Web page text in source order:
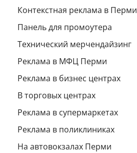
Контекстная реклама в Перми
Панель для промоутера
Технический мерчендайзинг
Реклама в МФЦ Перми
Реклама в бизнес центрах
В торговых центрах
Реклама в супермаркетах
Реклама в поликлиниках
На автовокзалах Перми